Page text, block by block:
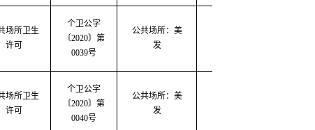
场所卫生
许可
个卫公字
〔2020〕第
0039号
公共场所：美
发
场所卫生
许可
个卫公字
〔2020〕第
0040号
公共场所：美
发